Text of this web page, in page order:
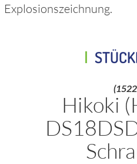
Explosionszeichnung.
Hikoki